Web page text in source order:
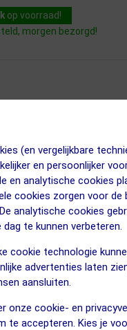
(en vergelijkbare
en persoonlijker
en analytische cookies
cookies zorgen voor de
analytische cookies
te kunnen verbeteren.
cookie technologie
advertenties laten
aansluiten.
onze cookie- en
te accepteren. Kies je
op voorraad!
morgen bezorgd!
aan onze AI assistent
vanaf €49
morgen in huis
COMBINATIE